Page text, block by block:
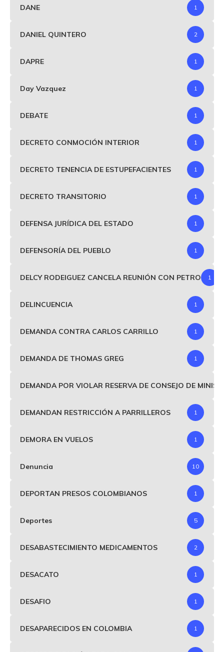
DANE 1
DANIEL QUINTERO 2
DAPRE 1
Day Vazquez 1
DEBATE 1
DECRETO CONMOCIÓN INTERIOR 1
DECRETO TENENCIA DE ESTUPEFACIENTES 1
DECRETO TRANSITORIO 1
DEFENSA JURÍDICA DEL ESTADO 1
DEFENSORÍA DEL PUEBLO 1
DELCY RODEIGUEZ CANCELA REUNIÓN CON PETRO 1
DELINCUENCIA 1
DEMANDA CONTRA CARLOS CARRILLO 1
DEMANDA DE THOMAS GREG 1
DEMANDA POR VIOLAR RESERVA DE CONSEJO DE
DEMANDAN RESTRICCIÓN A PARRILLEROS 1
DEMORA EN VUELOS 1
Denuncia 10
DEPORTAN PRESOS COLOMBIANOS 1
Deportes 5
DESABASTECIMIENTO MEDICAMENTOS 2
DESACATO 1
DESAFIO 1
DESAPARECIDOS EN COLOMBIA 1